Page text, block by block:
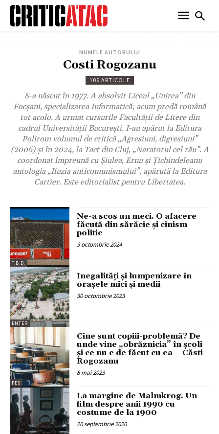
NUMELE AUTORULUI
Costi Rogozanu
106 ARTICOLE
S-a născut în 1977. A absolvit Liceul „Unirea” din
Focșani, specializarea Informatică; acum predă română
tot acolo. A urmat cursurile Facultății de Litere din
cadrul Universității București. I-au apărut la Editura
Polirom volumul de critică „Agresiuni, digresiuni”
(2006) şi în 2024, la Tact din Cluj, „Naratorul cel rău”. A
coordonat împreună cu Şiulea, Ernu şi Ţichindeleanu
antologia „Iluzia anticomunismului”, apărută la Editura
Cartier. Este editorialist pentru Libertatea.
T.B.D.
Ne-a scos un meci. O afacere
făcută din sărăcie și cinism
politic
9 octombrie 2024
ENTER
Inegalități și lumpenizare în
orașele mici și medii
30 octombrie 2023
FES
Cine sunt copiii-problemă? De
unde vine „obrăznicia” în școli
și ce nu e de făcut cu ea – Căsti
Rogozanu
8 mai 2023
La margine de Malmkrog. Un
film despre anii 1990 cu
costume de la 1900
20 septembrie 2020